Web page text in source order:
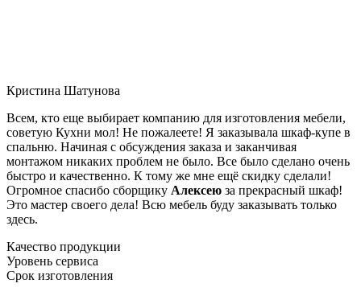
Кристина Шатунова
Всем, кто еще выбирает компанию для изготовления мебели,
советую Кухни мол! Не пожалеете! Я заказывала шкаф-купе в
спальню. Начиная с обсуждения заказа и заканчивая
монтажом никаких проблем не было. Все было сделано очень
быстро и качественно. К тому же мне ещё скидку сделали!
Огромное спасибо сборщику Алексею за прекрасный шкаф!
Это мастер своего дела! Всю мебель буду заказывать только
здесь.
Качество продукции
Уровень сервиса
Срок изготовления